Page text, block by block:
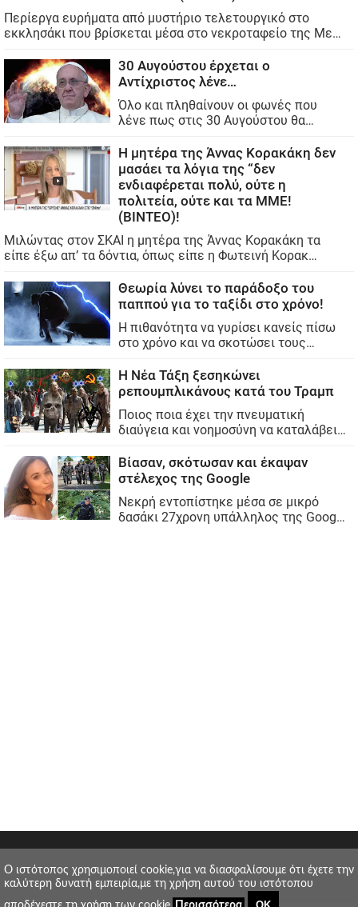
O ιστότοπος χρησιμοποιεί cookie,για να διασφαλίσουμε ότι έχετε την
καλύτερη δυνατή εμπειρία,με τη χρήση αυτού του ιστότοπου